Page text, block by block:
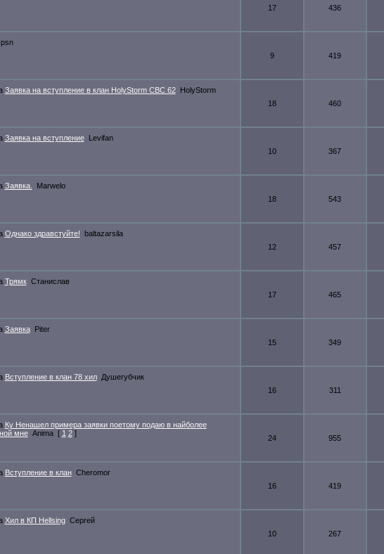
17
436
9
419
Заявка на вступление в клан HolyStorm СВС 62
HolyStorm
18
460
Заявка на вступление
Levifan
10
367
Заявка.
Marwelo
18
543
Однако здравстуйте! baltazarsila
12
457
Трямк Станислав
17
465
Заявка
Piter
15
349
Вступление в клан 78 хил
Душегубчик
16
311
Ку Ненашел примера заявки поетому подаю в найболее
мне Anima [ 1 2 ]
24 955
Вступление в клан Cheromor
16
419
Хил в КП Hellsing Сергей
10
267